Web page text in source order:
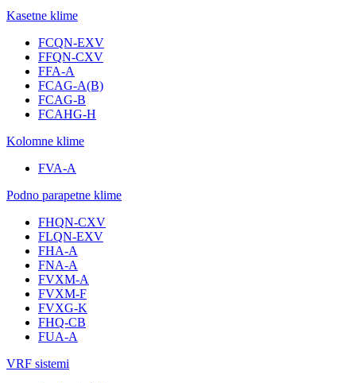
Kasetne klime
FCQN-EXV
FFQN-CXV
FFA-A
FCAG-A(B)
FCAG-B
FCAHG-H
Kolomne klime
FVA-A
Podno parapetne klime
FHQN-CXV
FLQN-EXV
FHA-A
FNA-A
FVXM-A
FVXM-F
FVXG-K
FHQ-CB
FUA-A
VRF sistemi